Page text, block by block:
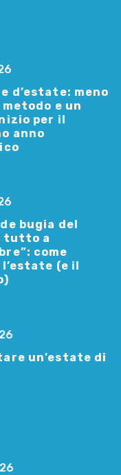
d’estate: meno
e un
per il
anno
bugia del
tutto a
come
(e il
un’estate di